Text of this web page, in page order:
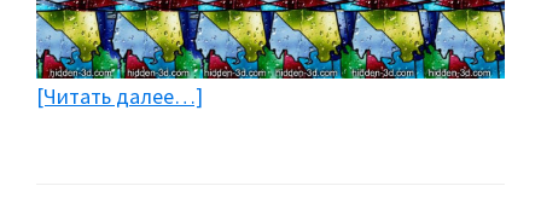
[Читать далее…]